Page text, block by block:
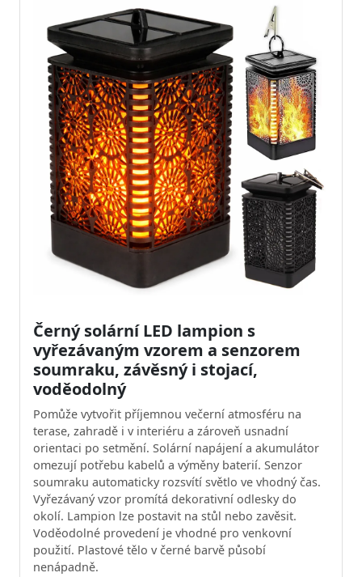
Černý solární LED lampion s
vyřezávaným vzorem a senzorem
soumraku, závěsný i stojací,
voděodolný
Pomůže vytvořit příjemnou večerní atmosféru na
terase, zahradě i v interiéru a zároveň usnadní
orientaci po setmění. Solární napájení a akumulátor
omezují potřebu kabelů a výměny baterií. Senzor
soumraku automaticky rozsvítí světlo ve vhodný čas.
Vyřezávaný vzor promítá dekorativní odlesky do
okolí. Lampion lze postavit na stůl nebo zavěsit.
Voděodolné provedení je vhodné pro venkovní
použití. Plastové tělo v černé barvě působí
nenápadně.